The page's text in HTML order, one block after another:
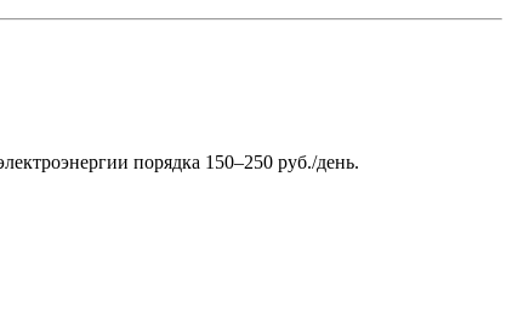
порядка 150–250 руб./день.